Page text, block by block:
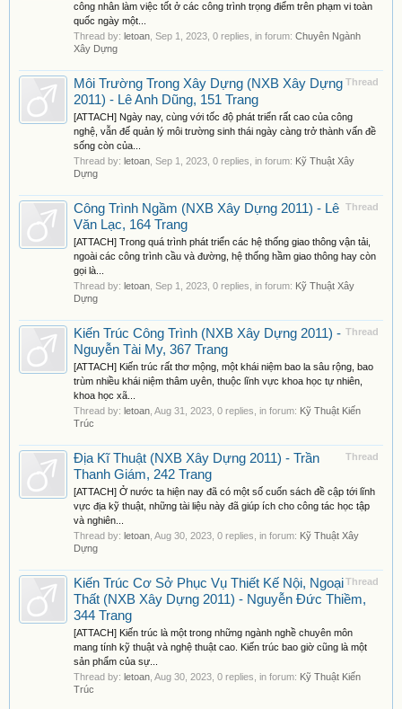
công nhân làm việc tốt ở các công trình trọng điểm trên phạm vi toàn
quốc ngày một...
Thread by: letoan Sep 1, 2023 , 0 replies, in forum: Chuyên Ngành
Xây Dựng
Thread
Môi Trường Trong Xây Dựng (NXB Xây Dựng
2011) - Lê Anh Dũng, 151 Trang
[ATTACH] Ngày nay, cùng với tốc độ phát triển rất cao của công
nghệ, vẫn đế quản lý môi trường sinh thái ngày càng trở thành vấn đề
sống còn của...
Thread by: letoan Sep 1, 2023 , 0 replies, in forum: Kỹ Thuật Xây
Dựng
Thread
Công Trình Ngầm (NXB Xây Dựng 2011) - Lê
Văn Lạc, 164 Trang
[ATTACH] Trong quá trình phát triển các hệ thống giao thông vận tải,
ngoài các công trình cầu và đường, hệ thống hầm giao thông hay còn
gọi là...
Thread by: letoan Sep 1, 2023 , 0 replies, in forum: Kỹ Thuật Xây
Dựng
Thread
Kiến Trúc Công Trình (NXB Xây Dựng 2011) -
Nguyễn Tài My, 367 Trang
[ATTACH] Kiến trúc rất thơ mộng, một khái niệm bao la sâu rộng, bao
trùm nhiều khái niệm thâm uyên, thuộc lĩnh vực khoa học tự nhiên,
khoa học xã...
Thread by: letoan Aug 31, 2023 , 0 replies, in forum: Kỹ Thuật Kiến
Trúc
Thread
Địa Kĩ Thuật (NXB Xây Dựng 2011) - Trần
Thanh Giám, 242 Trang
[ATTACH] Ở nước ta hiện nay đã có một số cuốn sách đề cập tới lĩnh
vực địa kỹ thuật, những tài liệu này đã giúp ích cho công tác học tập
và nghiên...
Thread by: letoan Aug 30, 2023 , 0 replies, in forum: Kỹ Thuật Xây
Dựng
Thread
Kiến Trúc Cơ Sở Phục Vụ Thiết Kế Nội, Ngoại
Thất (NXB Xây Dựng 2011) - Nguyễn Đức Thiềm,
344 Trang
[ATTACH] Kiến trúc là một trong những ngành nghề chuyên môn
mang tính kỹ thuật và nghệ thuật cao. Kiến trúc bao giờ cũng là một
sản phẩm của sự...
Thread by: letoan Aug 30, 2023 , 0 replies, in forum: Kỹ Thuật Kiến
Trúc